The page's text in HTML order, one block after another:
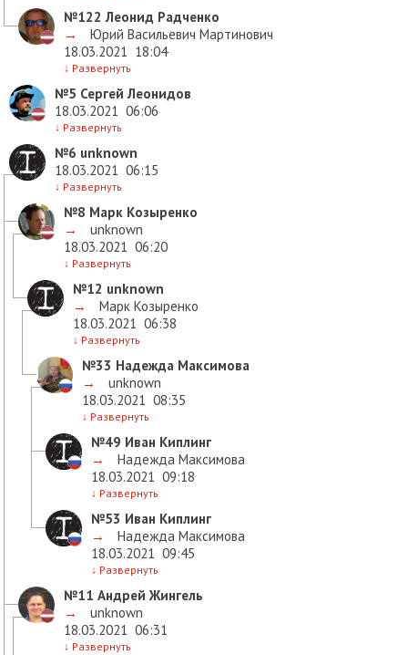
№122 Леонид Радченко
→
Юрий Васильевич Мартинович
18.03.2021 18:04
↓ Развернуть
№5 Сергей Леонидов
18.03.2021 06:06
↓ Развернуть
№6 unknown
18.03.2021 06:15
↓ Развернуть
№8 Марк Козыренко
→
unknown
18.03.2021 06:20
↓ Развернуть
№12 unknown
→
Марк Козыренко
18.03.2021 06:38
↓ Развернуть
№33 Надежда Максимова
→
unknown
18.03.2021 08:35
↓ Развернуть
№49 Иван Киплинг
→
Надежда Максимова
18.03.2021 09:18
↓ Развернуть
№53 Иван Киплинг
→
Надежда Максимова
18.03.2021 09:45
↓ Развернуть
№11 Андрей Жингель
→
unknown
18.03.2021 06:31
↓ Развернуть